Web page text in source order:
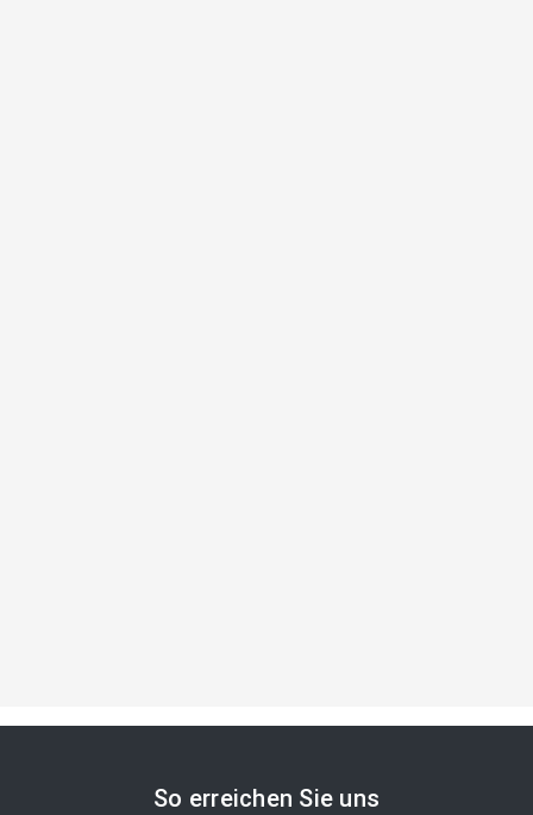
So erreichen Sie uns